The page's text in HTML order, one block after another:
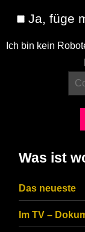
Ja, füge
Ich bin kein
CAPTCHA
ensure
Was ist
Das neueste
Im TV –